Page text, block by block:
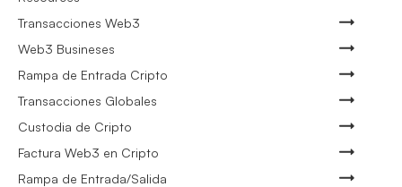
Transacciones Web3
Web3 Busineses
Rampa de Entrada Cripto
Transacciones Globales
Custodia de Cripto
Factura Web3 en Cripto
Rampa de Entrada/Salida